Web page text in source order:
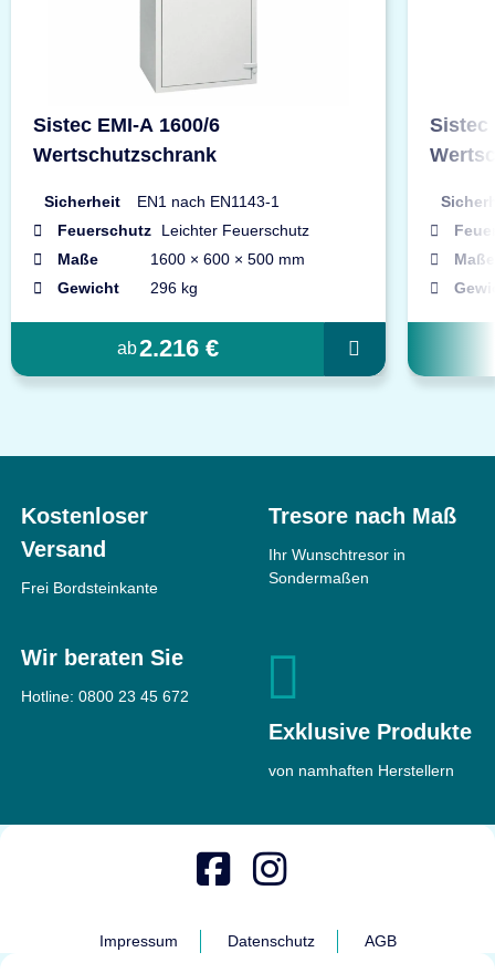
Sistec EMI-A 1600/6
Wertschutzschrank
Sicherheit
EN1 nach EN1143-1
Feuerschutz
Leichter Feuerschutz
Maße
1600 × 600 × 500 mm
Gewicht
296 kg
ab2.216 €
Sistec
Maße
Kostenloser
Versand
Frei Bordsteinkante
Tresore nach Maß
Ihr Wunschtresor in
Sondermaßen
Wir beraten Sie
Hotline: 0800 23 45 672
Exklusive Produkte
von namhaften Herstellern
Impressum Datenschutz AGB